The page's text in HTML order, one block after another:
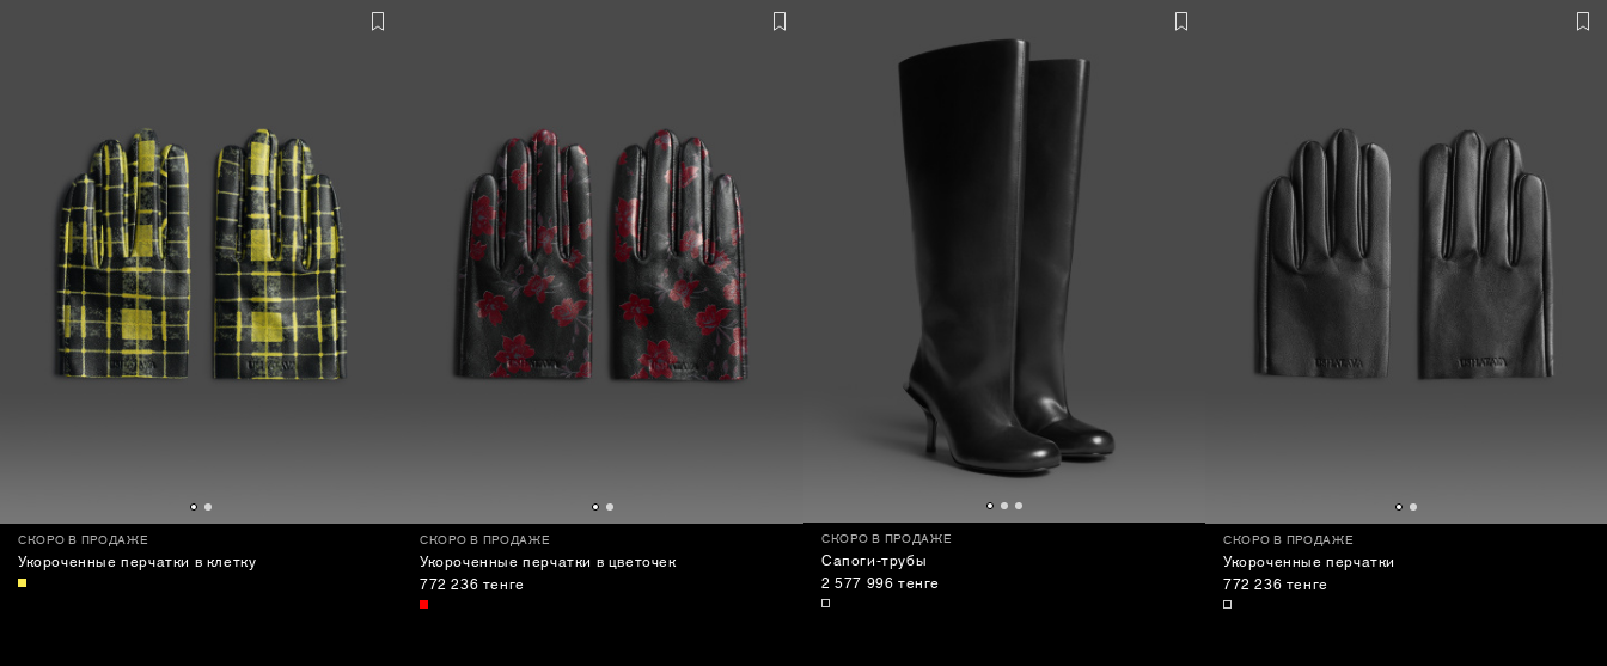
СКОРО В ПРОДАЖЕ
Укороченные перчатки в клетку
СКОРО В ПРОДАЖЕ
Укороченные перчатки в цветочек
772 236 тенге
СКОРО В ПРОДАЖЕ
Сапоги-трубы
2 577 996 тенге
СКОРО В ПРОДАЖЕ
Укороченные перчатки
772 236 тенге